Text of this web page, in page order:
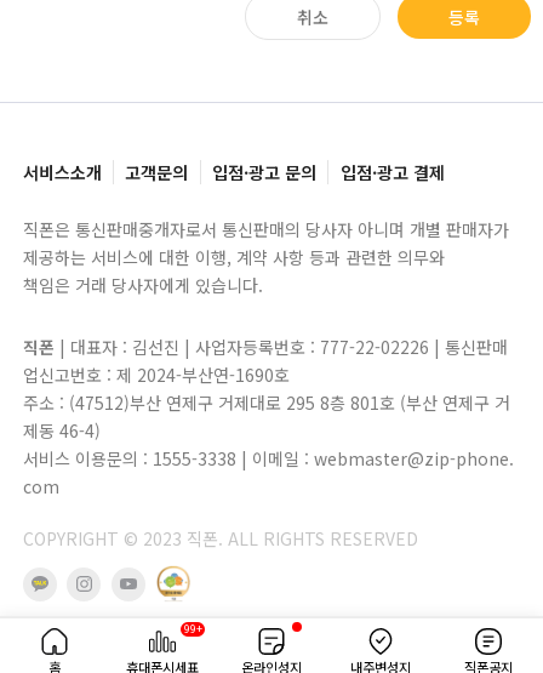
취소 등록
서비스소개 고객문의 입점·광고 문의 입점·광고 결제
직폰은 통신판매중개자로서 통신판매의 당사자 아니며 개별 판매자가
제공하는 서비스에 대한 이행, 계약 사항 등과 관련한 의무와
책임은 거래 당사자에게 있습니다.
직폰 | 대표자 : 김선진 | 사업자등록번호 : 777-22-02226 | 통신판매
업신고번호 : 제 2024-부산연-1690호
주소 : (47512)부산 연제구 거제대로 295 8층 801호 (부산 연제구 거
제동 46-4)
서비스 이용문의 : 1555-3338 | 이메일 : webmaster@zip-phone.
com
COPYRIGHT © 2023 직폰. ALL RIGHTS RESERVED
홈
99+
휴대폰시세표 온라인성지 내주변성지 직폰공지